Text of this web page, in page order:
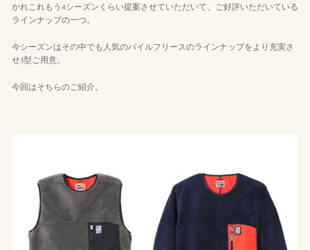
かれこれもう4シーズンくらい提案させていただいて、ご好評いただいている
ラインナップの一つ。
今シーズンはその中でも人気のパイルフリースのラインナップをより充実さ
せ3型ご用意。
今回はそちらのご紹介。